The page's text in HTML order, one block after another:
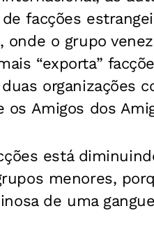
facções
o grupo
“exporta”
organizações
os Amigos dos
está
menores,
de uma